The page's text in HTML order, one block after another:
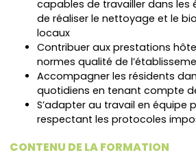
capables de travailler dans les
de réaliser le nettoyage et le
locaux
Contribuer aux prestations
normes qualité de
Accompagner les résidents
quotidiens en tenant compte
S’adapter au travail en équipe
respectant les protocoles
CONTENU DE LA FORMATION